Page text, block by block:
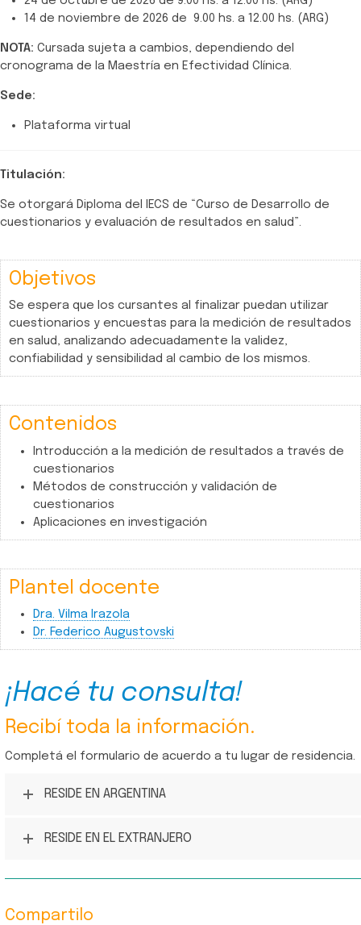
14 de noviembre de 2026 de 9.00 hs. a 12.00 hs. (ARG)
NOTA: Cursada sujeta a cambios, dependiendo del
cronograma de la Maestría en Efectividad Clínica.
Sede:
Plataforma virtual
Titulación:
Se otorgará Diploma del IECS de “Curso de Desarrollo de
cuestionarios y evaluación de resultados en salud”.
Objetivos
Se espera que los cursantes al finalizar puedan utilizar
cuestionarios y encuestas para la medición de resultados
en salud, analizando adecuadamente la validez,
confiabilidad y sensibilidad al cambio de los mismos.
Contenidos
Introducción a la medición de resultados a través de
cuestionarios
Métodos de construcción y validación de
cuestionarios
Aplicaciones en investigación
Plantel docente
Dra. Vilma Irazola
Dr. Federico Augustovski
¡Hacé tu consulta!
Recibí toda la información.
Completá el formulario de acuerdo a tu lugar de residencia.
RESIDE EN ARGENTINA
RESIDE EN EL EXTRANJERO
Compartilo